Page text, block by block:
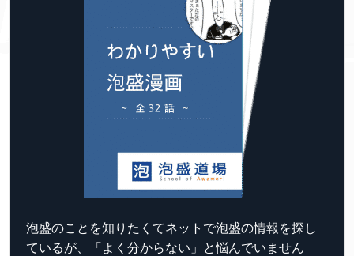
泡盛のことを知りたくてネットで泡盛の情報を探し
ているが、「よく分からない」と悩んでいません